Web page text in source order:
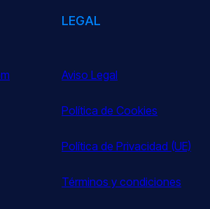
LEGAL
Aviso Legal
Política de Cookies
Política de Privacidad (UE)
Términos y condiciones